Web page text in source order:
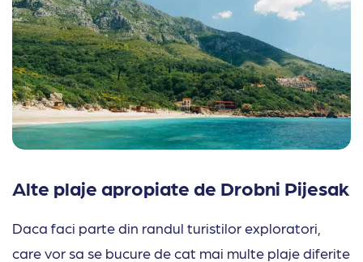
Alte plaje apropiate de Drobni Pijesak
Daca faci parte din randul turistilor exploratori,
care vor sa se bucure de cat mai multe plaje diferite